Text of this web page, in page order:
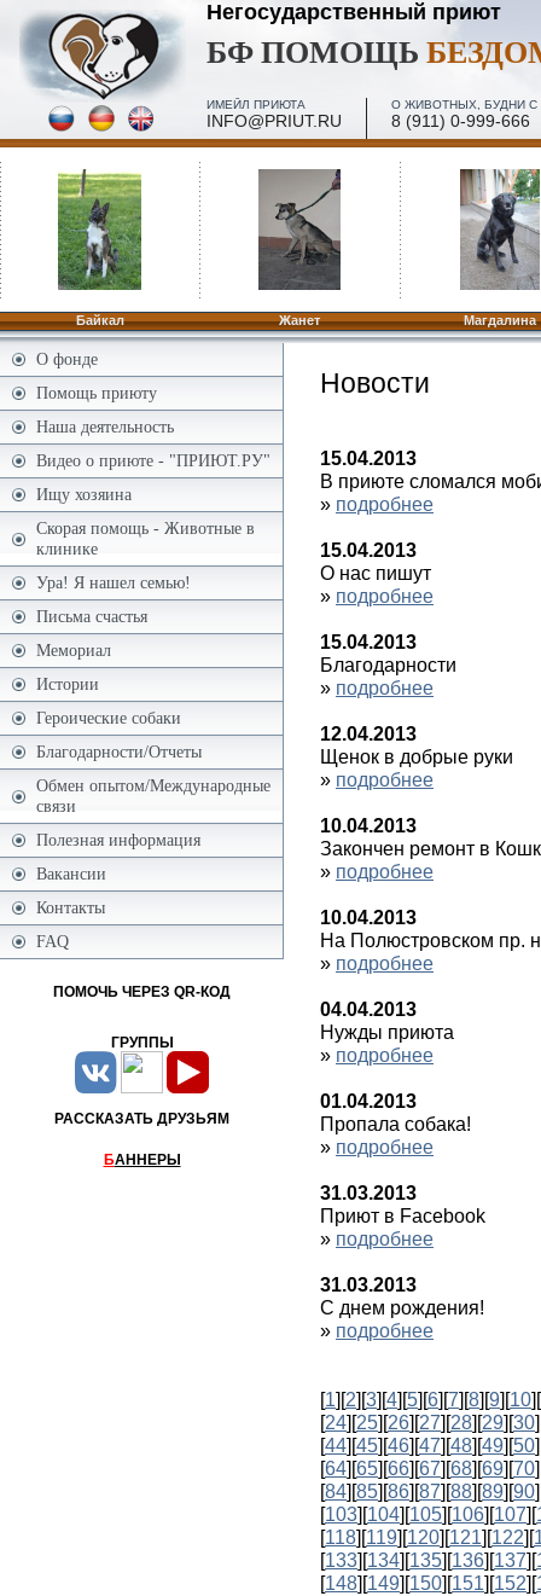
Негосударственный приют
БФ ПОМОЩЬ
ИМЕЙЛ ПРИЮТА
INFO@PRIUT.RU
О ЖИВОТНЫХ, БУДНИ С
8 (911) 0-999-666
ПОСЕЩЕНИЕ, МИНИ-ЭКСКУРСИИ - 2 И 4 ПЯТН.
Байкал Жанет Магдалина
Новости
15.04.2013
В приюте сломался
» подробнее
15.04.2013
О нас пишут
» подробнее
15.04.2013
Благодарности
» подробнее
12.04.2013
Щенок в добрые руки
» подробнее
10.04.2013
Закончен ремонт в
» подробнее
10.04.2013
На Полюстровском пр.
» подробнее
04.04.2013
Нужды приюта
» подробнее
01.04.2013
Пропала собака!
» подробнее
31.03.2013
Приют в Facebook
» подробнее
31.03.2013
С днем рождения!
» подробнее
[1][2][3][4][5][6][7][8][9][10][
[24][25][26][27][28][29][30
[44][45][46][47][48][49][50
[64][65][66][67][68][69][70
[84][85][86][87][88][89][90
[103][104][105][106][107][
[118][119][120][121][122][
[133][134][135][136][137][
[148][149][150][151][152][
О фонде
Помощь приюту
Наша деятельность
Видео о приюте - "ПРИЮТ.РУ"
Ищу хозяина
Скорая помощь - Животные в
клинике
Ура! Я нашел семью!
Письма счастья
Мемориал
Истории
Героические собаки
Благодарности/Отчеты
Обмен опытом/Международные
связи
Полезная информация
Вакансии
Контакты
FAQ
ПОМОЧЬ ЧЕРЕЗ QR-КОД
ГРУППЫ
РАССКАЗАТЬ ДРУЗЬЯМ
БАННЕРЫ